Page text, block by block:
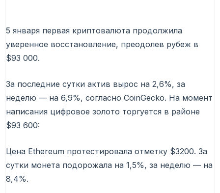
5 января первая криптовалюта продолжила
уверенное восстановление, преодолев рубеж в
$93 000.
За последние сутки актив вырос на 2,6%, за
неделю — на 6,9%, согласно CoinGecko. На момент
написания цифровое золото торгуется в районе
$93 600:
Цена Ethereum протестировала отметку $3200. За
сутки монета подорожала на 1,5%, за неделю — на
8,4%.